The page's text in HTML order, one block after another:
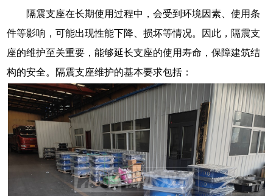
隔震支座在长期使用过程中，会受到环境因素、使用条
件等影响，可能出现性能下降、损坏等情况。因此，隔震支
座的维护至关重要，能够延长支座的使用寿命，保障建筑结
构的安全。隔震支座维护的基本要求包括：